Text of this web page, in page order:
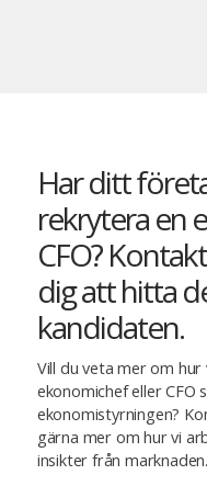
Har ditt
rekrytera en
CFO?
dig att hitta
kandidaten.
Vill du veta mer om
ekonomichef eller CFO
ekonomistyrningen?
gärna mer om hur vi
insikter från marknaden.